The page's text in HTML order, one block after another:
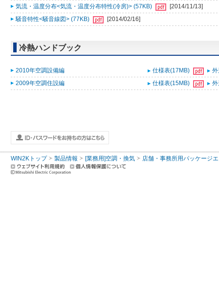
気流・温度分布<気流・温度分布特性(冷房)> (57KB)
[2014/11/13]
騒音特性<騒音線図> (77KB)
[2014/02/16]
冷熱ハンドブック
2010年空調設備編 仕様表(17MB)
2009年空調住設編
仕様表(15MB)
WIN2Kトップ 製品情報 [業務用]空調・換気 店舗・事務所用パッケージ